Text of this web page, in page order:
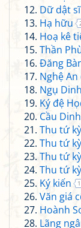
Dữ dật
Hạ hữu
Hoạ kê
Thần
Đăng
Nghệ
Ngụ
Ký đệ
Cầu
Thu tứ
Thu tứ
Thu tứ
Thu tứ
Ký kiến 1
Văn giá
Hoành
Lãng